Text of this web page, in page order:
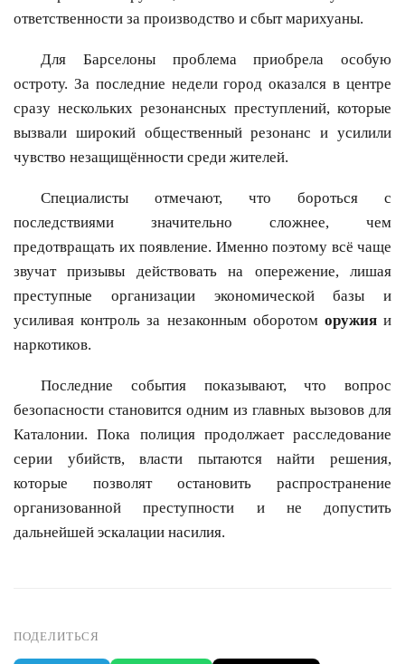
ответственности за производство и сбыт марихуаны.
Для Барселоны проблема приобрела особую
остроту. За последние недели город оказался в центре
сразу нескольких резонансных преступлений, которые
вызвали широкий общественный резонанс и усилили
чувство незащищённости среди жителей.
Специалисты отмечают, что бороться с
последствиями значительно сложнее, чем
предотвращать их появление. Именно поэтому всё чаще
звучат призывы действовать на опережение, лишая
преступные организации экономической базы и
усиливая контроль за незаконным оборотом оружияи
наркотиков.
Последние события показывают, что вопрос
безопасности становится одним из главных вызовов для
Каталонии. Пока полиция продолжает расследование
серии убийств, власти пытаются найти решения,
которые позволят остановить распространение
организованной преступности и не допустить
дальнейшей эскалации насилия.
ПОДЕЛИТЬСЯ